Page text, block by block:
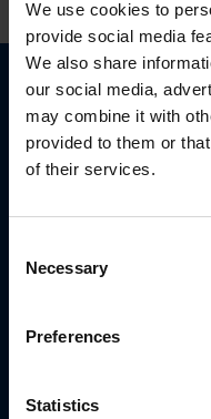
We use cookies to
provide social media
We also share
our social media,
may combine it with
provided to them or
of their services.
Selection
Necessary
Preferences
Statistics
Palun võtke